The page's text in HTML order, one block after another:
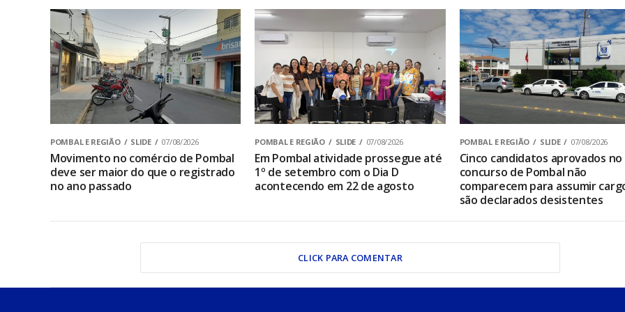
POMBAL E REGIÃO SLIDE 07/08/2026
Movimento no comércio de Pombal
deve ser maior do que o registrado
no ano passado
POMBAL E REGIÃO SLIDE 07/08/2026
Em Pombal atividade prossegue até
1º de setembro com o Dia D
acontecendo em 22 de agosto
POMBAL E REGIÃO SLIDE 07/08/2026
Cinco candidatos aprovados no
concurso de Pombal não
comparecem para assumir
são declarados desistentes
CLICK PARA COMENTAR